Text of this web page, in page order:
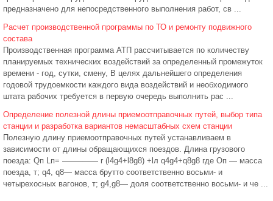
предназначено для непосредственного выполнения работ, св ...
Расчет производственной программы по ТО и ремонту подвижного
состава
Производственная программа АТП рассчитывается по количеству
планируемых технических воздействий за определенный промежуток
времени - год, сутки, смену, В целях дальнейшего определения
годовой трудоемкости каждого вида воздействий и необходимого
штата рабочих требуется в первую очередь выполнить рас ...
Определение полезной длины приемоотправочных путей, выбор типа
станции и разработка вариантов немасштабных схем станции
Полезную длину приемоотправочных путей устанавливаем в
зависимости от длины обращающихся поездов. Длина грузового
поезда: Qп Lп= ——–—— r (l4g4+l8g8) +lл q4g4+q8g8 где Оп — масса
поезда, т; q4, q8— масса брутто соответственно восьми- и
четырехосных вагонов, т; g4,g8— доля соответственно восьми- и че ...